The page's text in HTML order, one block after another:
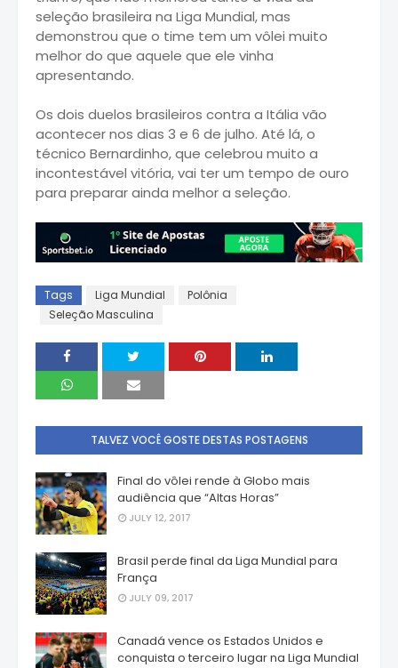
seleção brasileira na Liga Mundial, mas
demonstrou que o time tem um vôlei muito
melhor do que aquele que ele vinha
apresentando.
Os dois duelos brasileiros contra a Itália vão
acontecer nos dias 3 e 6 de julho. Até lá, o
técnico Bernardinho, que celebrou muito a
incontestável vitória, vai ter um tempo de ouro
para preparar ainda melhor a seleção.
Tags Liga Mundial
Polônia
Seleção Masculina
TALVEZ VOCÊ GOSTE DESTAS POSTAGENS
Final do vôlei rende à Globo mais
audiência que “Altas Horas”
JULY 12, 2017
Brasil perde final da Liga Mundial para
França
JULY 09, 2017
Canadá vence os Estados Unidos e
conquista o terceiro lugar na Liga Mundial